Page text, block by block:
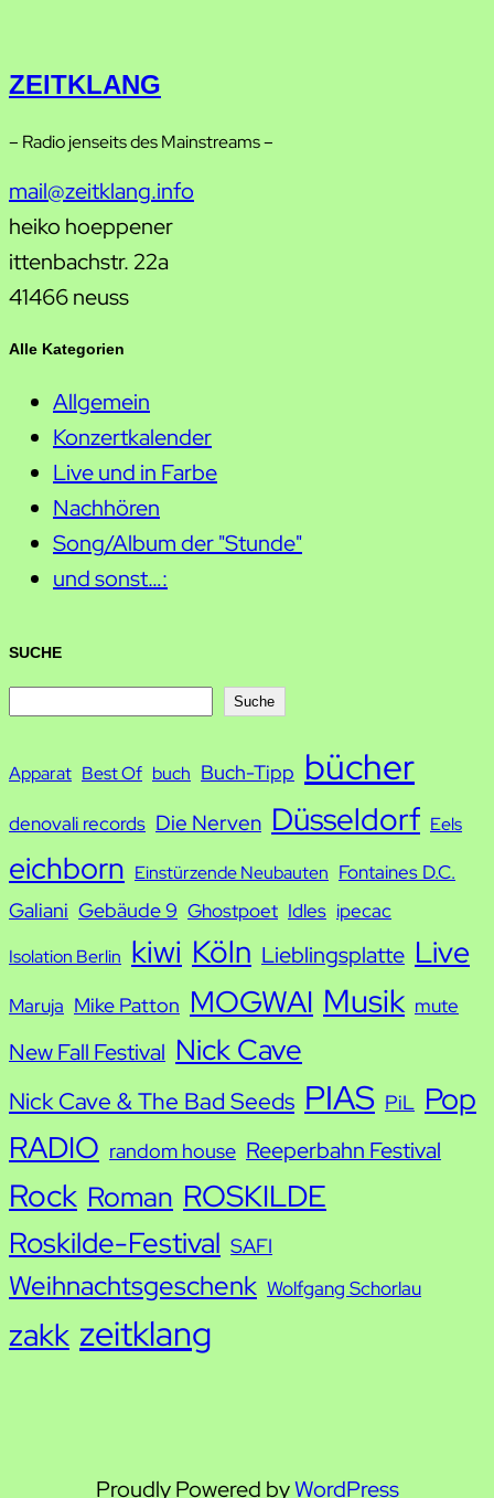
ZEITKLANG
– Radio jenseits des Mainstreams –
mail@zeitklang.info
heiko hoeppener
ittenbachstr. 22a
41466 neuss
Alle Kategorien
Allgemein
Konzertkalender
Live und in Farbe
Nachhören
Song/Album der "Stunde"
und sonst…:
SUCHE
c
Suche
Apparat Best Of buch Buch-Tipp bücher
denovali records Die Nerven Düsseldorf Eels
eichborn Einstürzende Neubauten Fontaines D.C.
Galiani Gebäude 9 Ghostpoet Idles ipecac
Isolation Berlin kiwi Köln Lieblingsplatte Live
Maruja Mike Patton MOGWAI Musik mute
New Fall Festival Nick Cave
Nick Cave & The Bad Seeds PIAS PiL Pop
RADIO random house Reeperbahn Festival
Rock Roman ROSKILDE
Roskilde-Festival SAFI
Weihnachtsgeschenk Wolfgang Schorlau
zakk zeitklang
Proudly Powered byWordPress